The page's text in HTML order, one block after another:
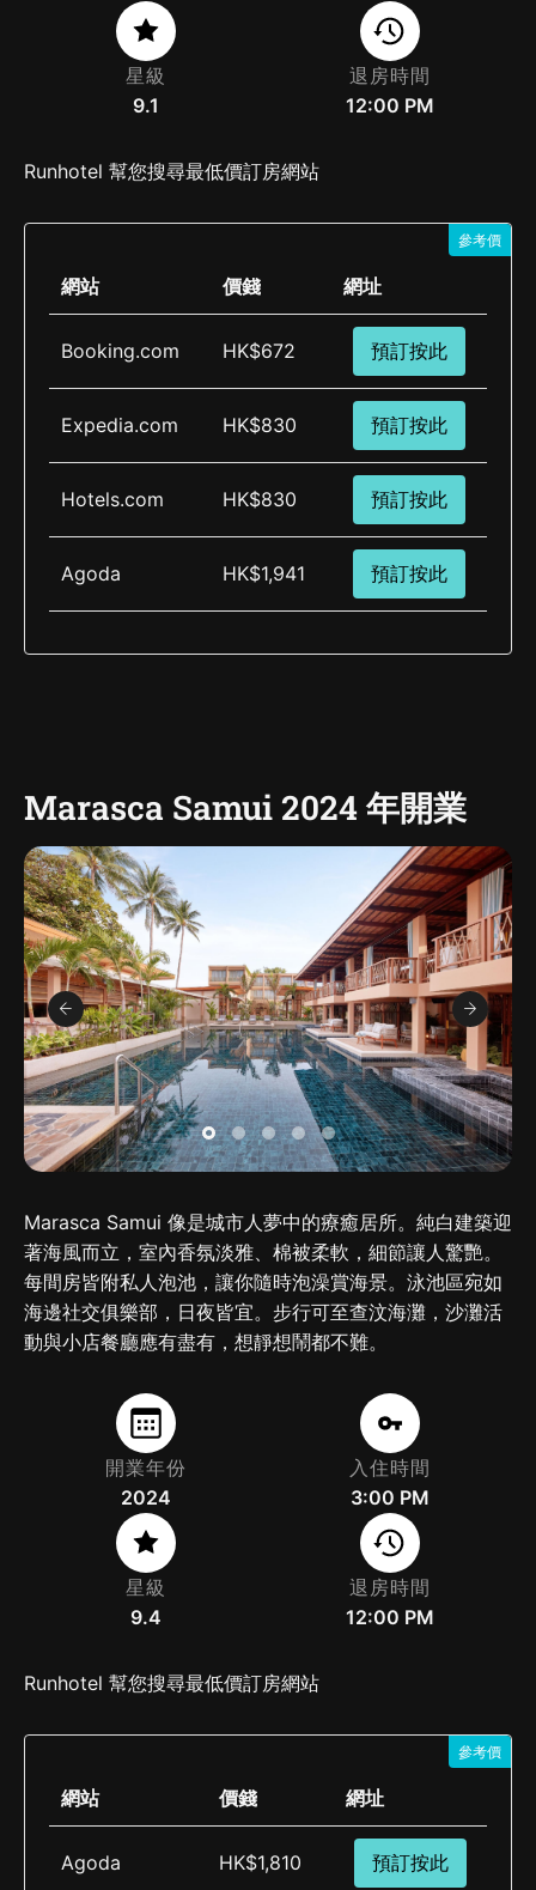
星級
9.1
退房時間
12:00 PM
Runhotel 幫您搜尋最低價訂房網站
參考價
網站 價錢 網址
Booking.com HK$672 預訂按此
Expedia.com HK$830 預訂按此
Hotels.com HK$830 預訂按此
Agoda HK$1,941 預訂按此
Marasca Samui 2024 年開業
Marasca Samui 像是城市人夢中的療癒居所。純白建築迎
著海風而立，室內香氛淡雅、棉被柔軟，細節讓人驚艷。
每間房皆附私人泡池，讓你隨時泡澡賞海景。泳池區宛如
海邊社交俱樂部，日夜皆宜。步行可至查汶海灘，沙灘活
動與小店餐廳應有盡有，想靜想鬧都不難。
開業年份
2024
星級
9.4
入住時間
3:00 PM
退房時間
12:00 PM
Runhotel 幫您搜尋最低價訂房網站
參考價
網站 價錢 網址
Agoda HK$1,810 預訂按此